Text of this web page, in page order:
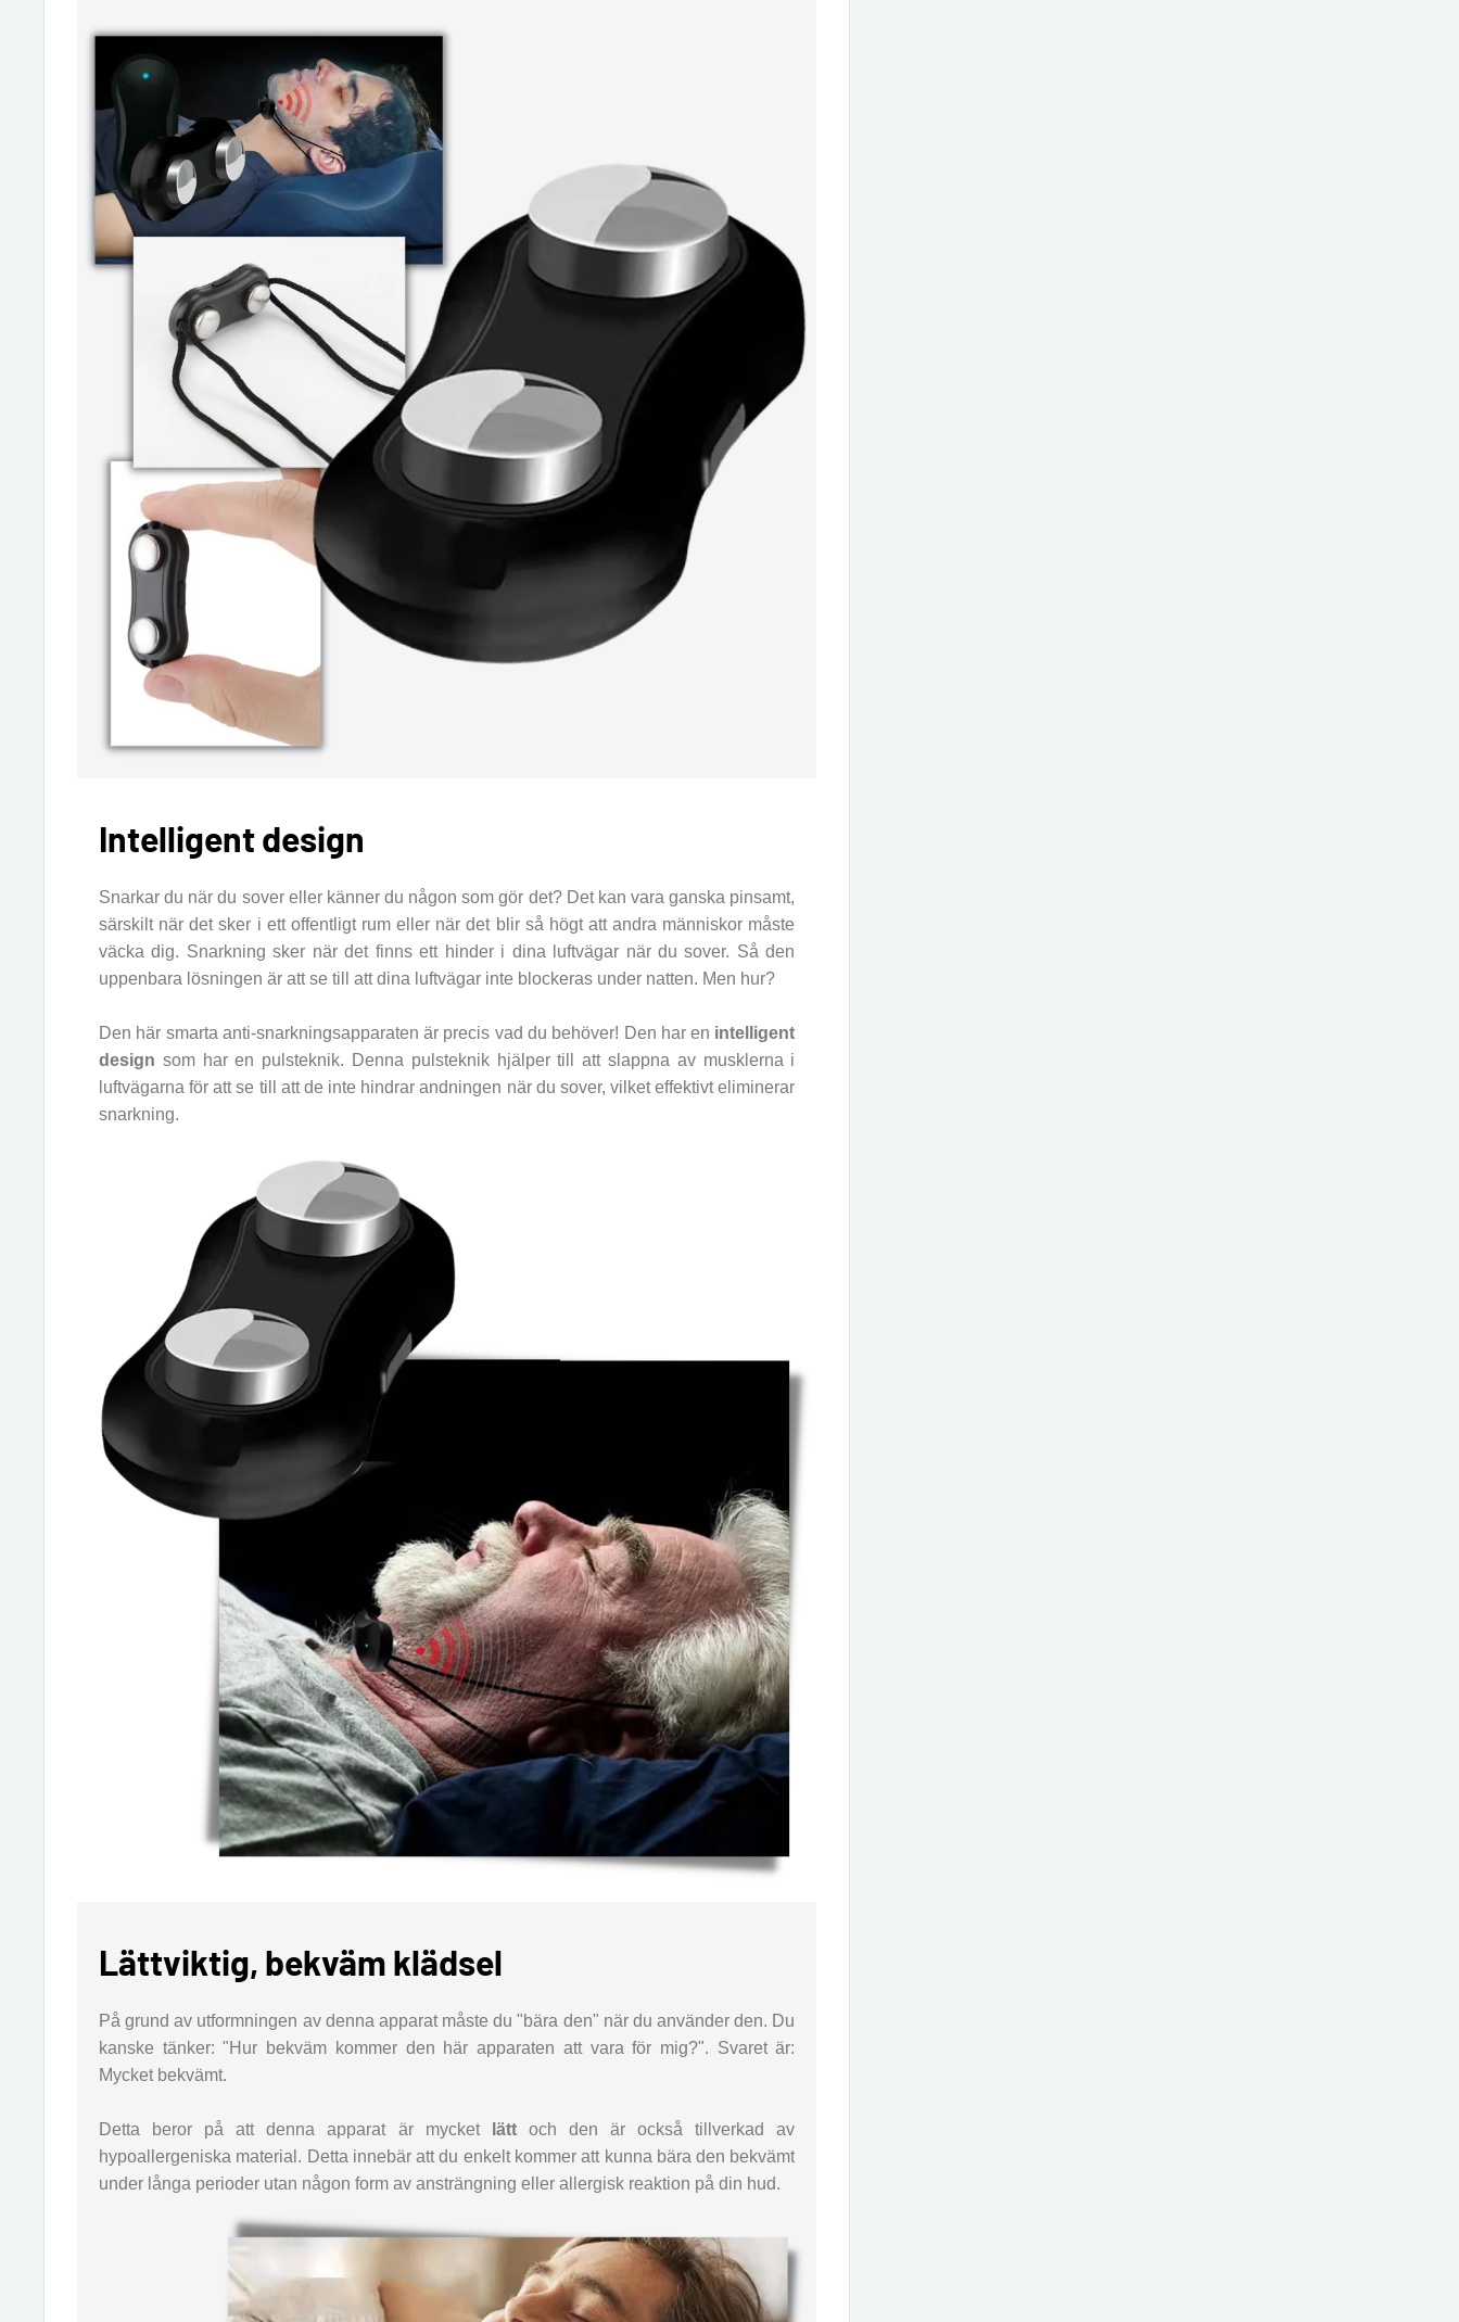
Intelligent design
Snarkar du när du sover eller känner du någon som gör det? Det kan vara ganska pinsamt,
särskilt när det sker i ett offentligt rum eller när det blir så högt att andra människor måste
väcka dig. Snarkning sker när det finns ett hinder i dina luftvägar när du sover. Så den
uppenbara lösningen är att se till att dina luftvägar inte blockeras under natten. Men hur?
Den här smarta anti-snarkningsapparaten är precis vad du behöver! Den har en intelligent
design som har en pulsteknik. Denna pulsteknik hjälper till att slappna av musklerna i
luftvägarna för att se till att de inte hindrar andningen när du sover, vilket effektivt eliminerar
snarkning.
Lättviktig, bekväm klädsel
På grund av utformningen av denna apparat måste du "bära den" när du använder den. Du
kanske tänker: "Hur bekväm kommer den här apparaten att vara för mig?". Svaret är:
Mycket bekvämt.
Detta beror på att denna apparat är mycket lättoch den är också tillverkad av
hypoallergeniska material. Detta innebär att du enkelt kommer att kunna bära den bekvämt
under långa perioder utan någon form av ansträngning eller allergisk reaktion på din hud.